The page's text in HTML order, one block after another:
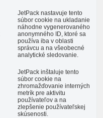
JetPack nastavuje tento
súbor cookie na ukladanie
náhodne vygenerovaného
anonymného ID, ktoré sa
používa iba v oblasti
správcu a na všeobecné
analytické sledovanie.
JetPack inštaluje tento
súbor cookie na
zhromažďovanie interných
metrík pre aktivitu
používateľov a na
zlepšenie používateľskej
skúsenosti.